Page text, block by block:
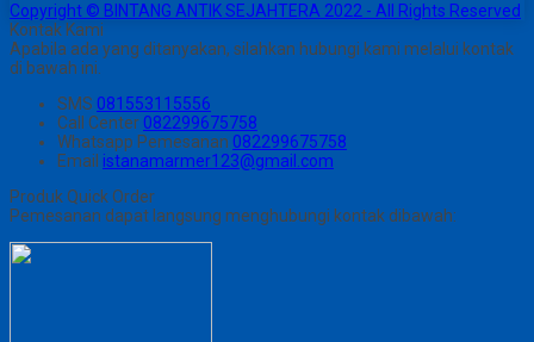
Copyright © BINTANG ANTIK SEJAHTERA 2022 - All Rights Reserved
Kontak Kami
Apabila ada yang ditanyakan, silahkan hubungi kami melalui kontak
di bawah ini.
SMS 081553115556
Call Center 082299675758
Whatsapp Pemesanan 082299675758
Email istanamarmer123@gmail.com
Produk Quick Order
Pemesanan dapat langsung menghubungi kontak dibawah: